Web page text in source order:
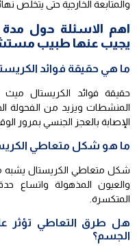
والمتابعة الخارجية حتى يتخلص
اهم الاسئلة حول
يجيب عنها طبيب
ما هي حقيقة فوائد
حقيقة فوائد الكريستال
المنشطات ويزيد من الفحولة
الإصابة بالعجز الجنسي بمرور
ما هو شكل متعاطي
شكل متعاطي الكريستال يشبه
والعيون المذهولة واتساع
المتكسرة.
هل طرق التعاطي تؤثر
الجسم؟